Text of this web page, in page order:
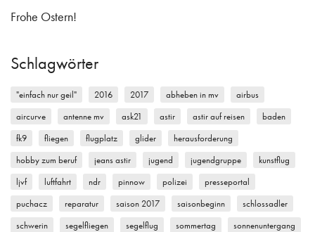
Frohe Ostern!
Schlagwörter
"einfach nur geil" 2016 2017 abheben in mv
airbus
aircurve
antenne mv ask21 astir astir auf reisen
baden
fk9
fliegen flugplatz glider
herausforderung
hobby zum beruf
jeans astir jugend jugendgruppe
kunstflug
ljvf
luftfahrt ndr pinnow polizei
presseportal
puchacz
reparatur saison 2017 saisonbeginn
schlossadler
schwerin
segelfliegen segelflug sommertag
sonnenuntergang